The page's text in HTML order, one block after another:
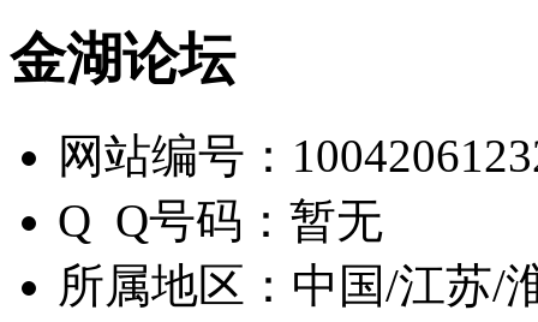
金湖论坛
网站编号：
Q Q号码： 暂无
所属地区： 中国/江苏/